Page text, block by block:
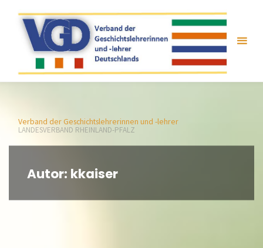
springen
Verband der Geschichtslehrerinnen und -lehrer
LANDESVERBAND RHEINLAND-PFALZ
Autor: kkaiser